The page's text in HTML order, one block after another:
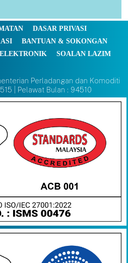
DASAR PRIVASI
BANTUAN & SOKONGAN
SOALAN LAZIM
Perladangan dan Komoditi
| Pelawat Bulan : 94510